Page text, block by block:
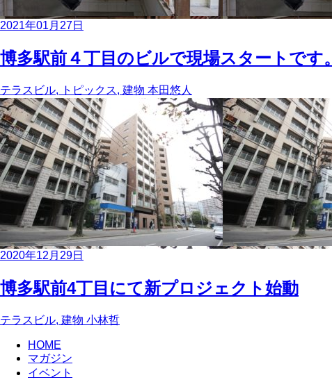
2021年01月27日
博多駅前４丁目のビルで現場スタートです。
テラスビル, トピックス, 建物 本田悠人
2020年12月29日
博多駅前4丁目にて新プロジェクト始動
テラスビル, 建物 小林哲
HOME
マガジン
イベント